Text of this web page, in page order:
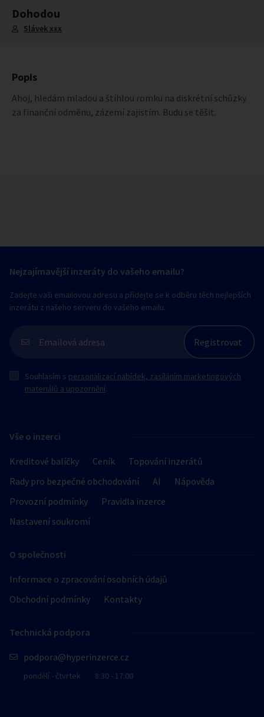
Dohodou
Slávek xxx
Popis
Ahoj, hledám mladou a štíhlou romku na diskrétní schůzky
za finanční odměnu, zázemí zajistím. Budu se těšit.
Vše o inzerci
Kreditové balíčky Ceník
Topování inzerátů
Rady pro bezpečné obchodování
AI
Nápověda
Provozní podmínky
Pravidla inzerce
Nastavení soukromí
O společnosti
Informace o zpracování osobních údajů
Obchodní podmínky
Kontakty
Technická podpora
podpora@hyperinzerce.cz
pondělí - čtvrtek 8:30 - 17:00
Nejzajímavější inzeráty do vašeho emailu?
Zadejte vaši emailovou adresu a přidejte se k odběru těch nejlepších
inzerátu z našeho serveru do vašeho emailu.
Souhlasím s personalizací nabídek, zasíláním marketingových
materiálů a upozornění.